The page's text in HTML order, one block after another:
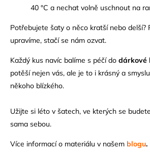
40 °C a nechat volně uschnout na
Potřebujete šaty o něco kratší nebo delší?
upravíme, stačí se nám ozvat.
Každý kus navíc balíme s péčí do dárkové
potěší nejen vás, ale je to i krásný a
někoho blízkého.
Užijte si léto v šatech, ve kterých se
sama sebou.
Více informací o materiálu v našem blogu.